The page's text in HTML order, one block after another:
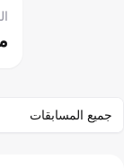
جميع المسابقات